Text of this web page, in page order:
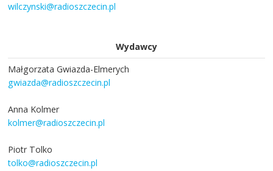
wilczynski@radioszczecin.pl
Wydawcy
Małgorzata Gwiazda-Elmerych
gwiazda@radioszczecin.pl
Anna Kolmer
kolmer@radioszczecin.pl
Piotr Tolko
tolko@radioszczecin.pl